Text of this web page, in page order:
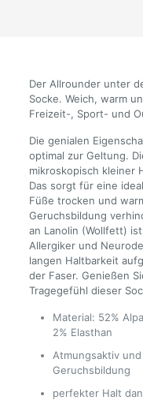
Der Allrounder unter
Socke. Weich, warm
Freizeit-, Sport- und
Die genialen
optimal zur Geltung.
mikroskopisch kleiner
Das sorgt für eine
Füße trocken und
Geruchsbildung
an Lanolin (Wollfett)
Allergiker und
langen Haltbarkeit
der Faser. Genießen
Tragegefühl dieser
Material: 52%
2% Elasthan
Atmungsaktiv
Geruchsbildung
perfekter Halt